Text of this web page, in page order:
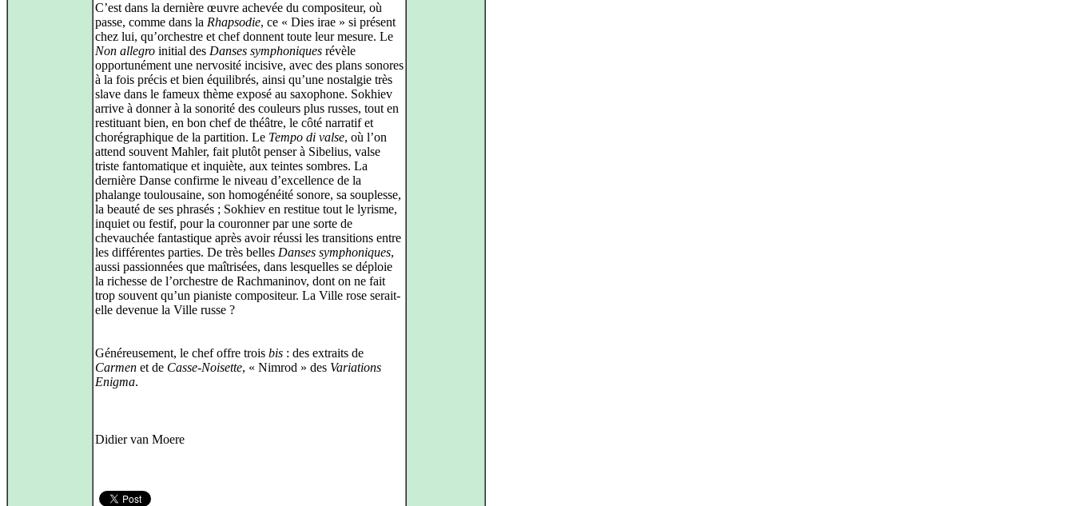
C’est dans la dernière œuvre achevée du compositeur, où
passe, comme dans la Rhapsodie, ce « Dies irae » si présent
chez lui, qu’orchestre et chef donnent toute leur mesure. Le
Non allegro initial des Danses symphoniques révèle
opportunément une nervosité incisive, avec des plans sonores
à la fois précis et bien équilibrés, ainsi qu’une nostalgie très
slave dans le fameux thème exposé au saxophone. Sokhiev
arrive à donner à la sonorité des couleurs plus russes, tout en
restituant bien, en bon chef de théâtre, le côté narratif et
chorégraphique de la partition. Le Tempo di valse, où l’on
attend souvent Mahler, fait plutôt penser à Sibelius, valse
triste fantomatique et inquiète, aux teintes sombres. La
dernière Danse confirme le niveau d’excellence de la
phalange toulousaine, son homogénéité sonore, sa souplesse,
la beauté de ses phrasés ; Sokhiev en restitue tout le lyrisme,
inquiet ou festif, pour la couronner par une sorte de
chevauchée fantastique après avoir réussi les transitions entre
les différentes parties. De très belles Danses symphoniques,
aussi passionnées que maîtrisées, dans lesquelles se déploie
la richesse de l’orchestre de Rachmaninov, dont on ne fait
trop souvent qu’un pianiste compositeur. La Ville rose serait-
elle devenue la Ville russe ?
Généreusement, le chef offre trois bis : des extraits de
Carmen et de Casse-Noisette, « Nimrod » des Variations
Enigma.
Didier van Moere